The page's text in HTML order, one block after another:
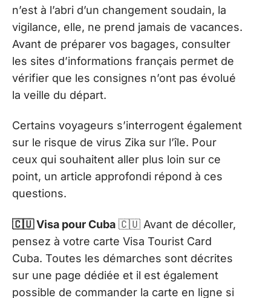
n’est à l’abri d’un changement soudain, la
vigilance, elle, ne prend jamais de vacances.
Avant de préparer vos bagages, consulter
les sites d’informations français permet de
vérifier que les consignes n’ont pas évolué
la veille du départ.
Certains voyageurs s’interrogent également
sur le risque de virus Zika sur l’île. Pour
ceux qui souhaitent aller plus loin sur ce
point, un article approfondi répond à ces
questions.
🇨🇺 Visa pour Cuba 🇨🇺 Avant de décoller,
pensez à votre carte Visa Tourist Card
Cuba. Toutes les démarches sont décrites
sur une page dédiée et il est également
possible de commander la carte en ligne si